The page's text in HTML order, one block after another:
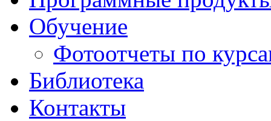
Обучение
Фотоотчеты по
Библиотека
Контакты